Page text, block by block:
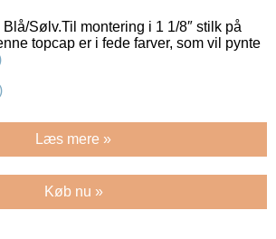
Sølv.Til montering i 1 1/8″ stilk på
topcap er i fede farver, som vil pynte
Læs mere »
Køb nu »